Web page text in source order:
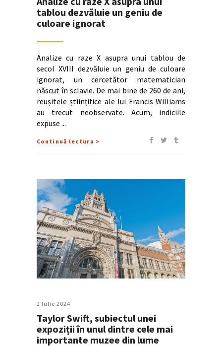
tablou dezvăluie un geniu de
culoare ignorat
Analize cu raze X asupra unui tablou de
secol XVIII dezvăluie un geniu de culoare
ignorat, un cercetător matematician
născut în sclavie. De mai bine de 260 de ani,
reușitele științifice ale lui Francis Williams
au trecut neobservate. Acum, indiciile
expuse
Continuă lectura >
2 Iulie 2024
Taylor Swift, subiectul unei
expoziții în unul dintre cele mai
importante muzee din lume